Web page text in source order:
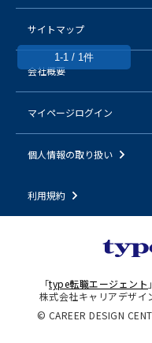
1-1 / 1件
サイトマップ
会社概要
マイページログイン
個人情報の取り扱い
利用規約
「type転職エージェント
株式会社キャリアデザイ
© CAREER DESIGN